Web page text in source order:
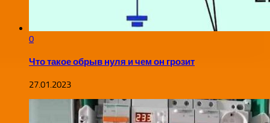
0
Что такое обрыв нуля и чем он грозит
27.01.2023